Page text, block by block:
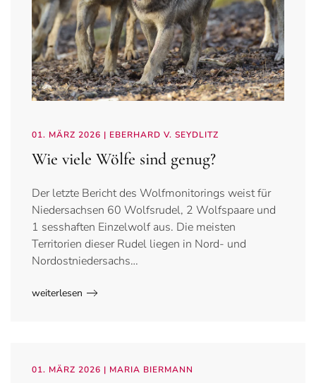
01. MÄRZ 2026 | EBERHARD V. SEYDLITZ
Wie viele Wölfe sind genug?
Der letzte Bericht des Wolfmonitorings weist für
Niedersachsen 60 Wolfsrudel, 2 Wolfspaare und
1 sesshaften Einzelwolf aus. Die meisten
Territorien dieser Rudel liegen in Nord- und
Nordostniedersachs…
weiterlesen
01. MÄRZ 2026 | MARIA BIERMANN